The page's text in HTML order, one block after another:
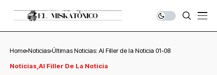
Home Noticias Últimas Noticias: Al Filler de la Noticia 01-08
Noticias Al Filler De La Noticia